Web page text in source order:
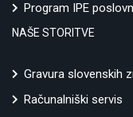
Program IPE
NAŠE STORITVE
Gravura slovenskih
Računalniški servis